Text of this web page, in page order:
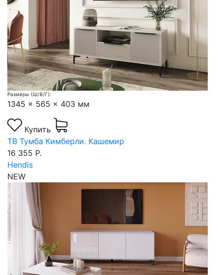
Размеры (Ш/В/Г):
1345 x 565 x 403 мм
Купить
ТВ Тумба Кимберли. Кашемир
16 355 Р.
Hendis
NEW